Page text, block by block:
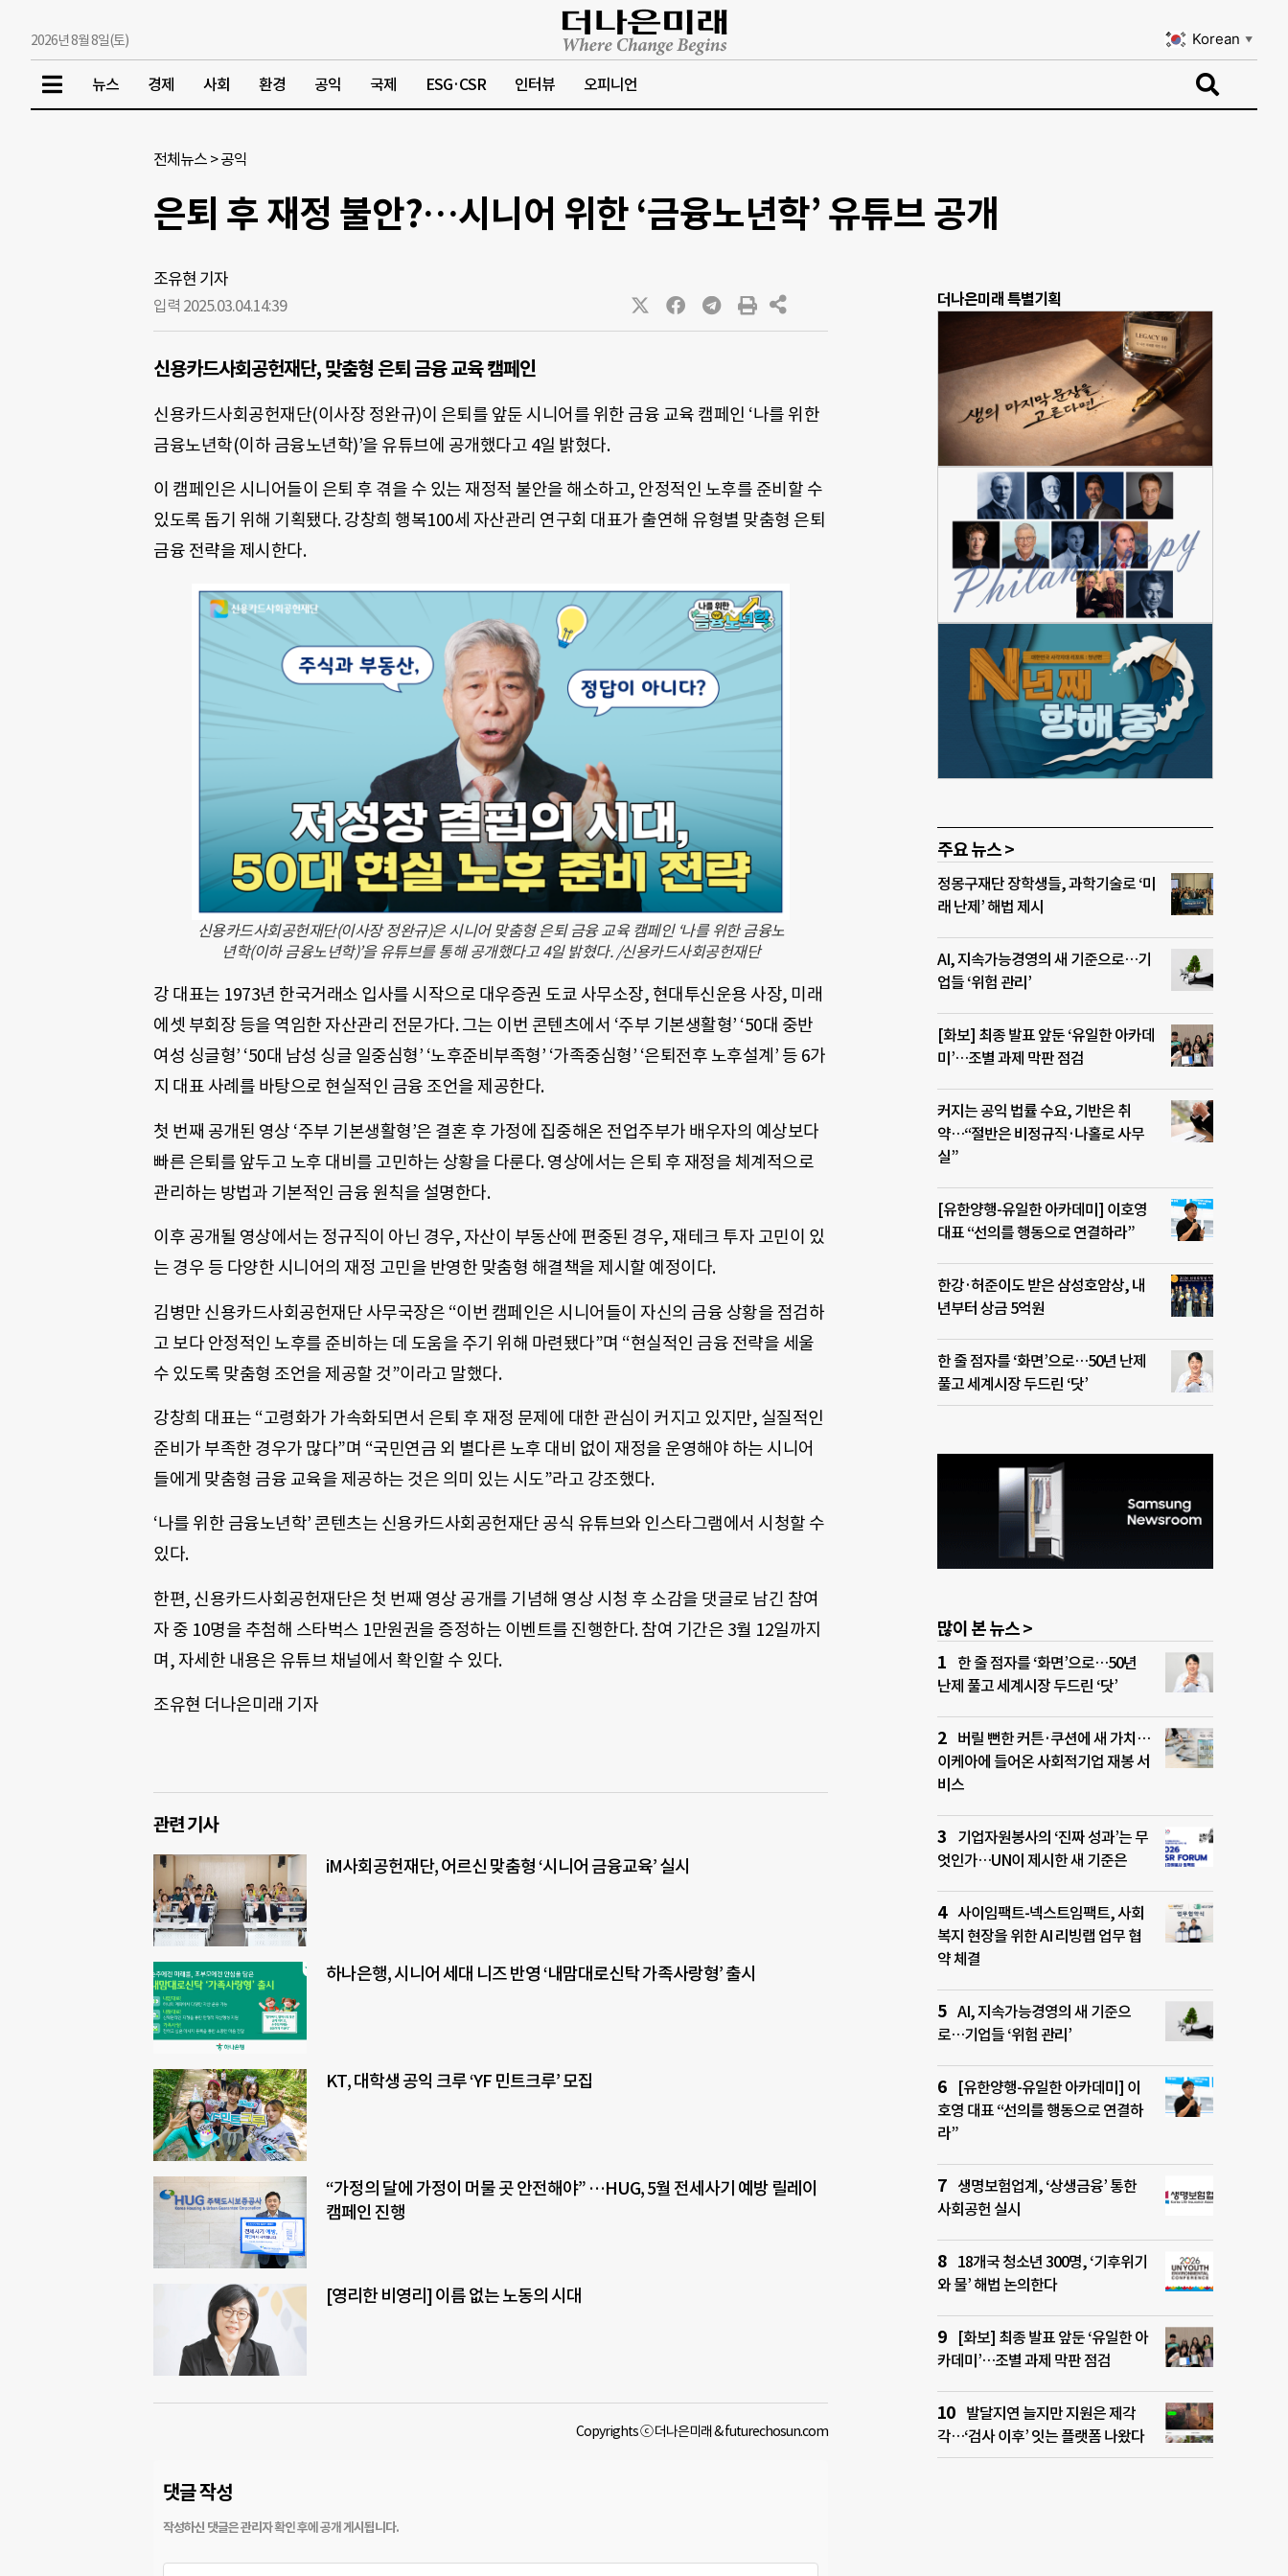
2026년 8월 8일(토) Korean ▼
뉴스 경제 사회 환경 공익 국제 ESG·CSR 인터뷰 오피니언
전체뉴스 >공익
은퇴 후 재정 불안?…시니어 위한 ‘금융노년학’ 유튜브 공개
조유현 기자
입력 2025.03.04.14:39
신용카드사회공헌재단, 맞춤형 은퇴 금융 교육 캠페인
신용카드사회공헌재단(이사장 정완규)이 은퇴를 앞둔 시니어를 위한 금융 교육 캠페인 ‘나를 위한
금융노년학(이하 금융노년학)’을 유튜브에 공개했다고 4일 밝혔다.
이 캠페인은 시니어들이 은퇴 후 겪을 수 있는 재정적 불안을 해소하고, 안정적인 노후를 준비할 수
있도록 돕기 위해 기획됐다. 강창희 행복100세 자산관리 연구회 대표가 출연해 유형별 맞춤형 은퇴
금융 전략을 제시한다.
신용카드사회공헌재단(이사장 정완규)은 시니어 맞춤형 은퇴 금융 교육 캠페인 ‘나를 위한 금융노
년학(이하 금융노년학)’을 유튜브를 통해 공개했다고 4일 밝혔다. /신용카드사회공헌재단
강 대표는 1973년 한국거래소 입사를 시작으로 대우증권 도쿄 사무소장, 현대투신운용 사장, 미래
에셋 부회장 등을 역임한 자산관리 전문가다. 그는 이번 콘텐츠에서 ‘주부 기본생활형’ ‘50대 중반
여성 싱글형’ ‘50대 남성 싱글 일중심형’ ‘노후준비부족형’ ‘가족중심형’ ‘은퇴전후 노후설계’ 등 6가
지 대표 사례를 바탕으로 현실적인 금융 조언을 제공한다.
첫 번째 공개된 영상 ‘주부 기본생활형’은 결혼 후 가정에 집중해온 전업주부가 배우자의 예상보다
빠른 은퇴를 앞두고 노후 대비를 고민하는 상황을 다룬다. 영상에서는 은퇴 후 재정을 체계적으로
관리하는 방법과 기본적인 금융 원칙을 설명한다.
이후 공개될 영상에서는 정규직이 아닌 경우, 자산이 부동산에 편중된 경우, 재테크 투자 고민이 있
는 경우 등 다양한 시니어의 재정 고민을 반영한 맞춤형 해결책을 제시할 예정이다.
김병만 신용카드사회공헌재단 사무국장은 “이번 캠페인은 시니어들이 자신의 금융 상황을 점검하
고 보다 안정적인 노후를 준비하는 데 도움을 주기 위해 마련됐다”며 “현실적인 금융 전략을 세울
수 있도록 맞춤형 조언을 제공할 것”이라고 말했다.
강창희 대표는 “고령화가 가속화되면서 은퇴 후 재정 문제에 대한 관심이 커지고 있지만, 실질적인
준비가 부족한 경우가 많다”며 “국민연금 외 별다른 노후 대비 없이 재정을 운영해야 하는 시니어
들에게 맞춤형 금융 교육을 제공하는 것은 의미 있는 시도”라고 강조했다.
‘나를 위한 금융노년학’ 콘텐츠는 신용카드사회공헌재단 공식 유튜브와 인스타그램에서 시청할 수
있다.
한편, 신용카드사회공헌재단은 첫 번째 영상 공개를 기념해 영상 시청 후 소감을 댓글로 남긴 참여
자 중 10명을 추첨해 스타벅스 1만원권을 증정하는 이벤트를 진행한다. 참여 기간은 3월 12일까지
며, 자세한 내용은 유튜브 채널에서 확인할 수 있다.
조유현 더나은미래 기자
관련 기사
iM사회공헌재단, 어르신 맞춤형 ‘시니어 금융교육’ 실시
하나은행, 시니어 세대 니즈 반영 ‘내맘대로신탁 가족사랑형’ 출시
KT, 대학생 공익 크루 ‘YF 민트크루’ 모집
“가정의 달에 가정이 머물 곳 안전해야” …HUG, 5월 전세사기 예방 릴레이
캠페인 진행
[영리한 비영리] 이름 없는 노동의 시대
Copyrights ⓒ 더나은미래 & futurechosun.com
댓글 작성
더나은미래 특별기획
주요 뉴스 >
정몽구재단 장학생들, 과학기술로 ‘미
래 난제’ 해법 제시
AI, 지속가능경영의 새 기준으로…기
업들 ‘위험 관리’
[화보] 최종 발표 앞둔 ‘유일한 아카데
미’…조별 과제 막판 점검
커지는 공익 법률 수요, 기반은 취
약…“절반은 비정규직·나홀로 사무
실”
[유한양행-유일한 아카데미] 이호영
대표 “선의를 행동으로 연결하라”
한강·허준이도 받은 삼성호암상, 내
년부터 상금 5억원
한 줄 점자를 ‘화면’으로…50년 난제
풀고 세계시장 두드린 ‘닷’
많이 본 뉴스 >
한 줄 점자를 ‘화면’으로…50년
난제 풀고 세계시장 두드린 ‘닷’
버릴 뻔한 커튼·쿠션에 새 가치…
이케아에 들어온 사회적기업 재봉 서
비스
기업자원봉사의 ‘진짜 성과’는 무
엇인가…UN이 제시한 새 기준은
사이임팩트-넥스트임팩트, 사회
복지 현장을 위한 AI 리빙랩 업무 협
약 체결
AI, 지속가능경영의 새 기준으
로…기업들 ‘위험 관리’
[유한양행-유일한 아카데미] 이
호영 대표 “선의를 행동으로 연결하
라”
생명보험업계, ‘상생금융’ 통한
사회공헌 실시
18개국 청소년 300명, ‘기후위기
와 물’ 해법 논의한다
[화보] 최종 발표 앞둔 ‘유일한 아
카데미’…조별 과제 막판 점검
발달지연 늘지만 지원은 제각
각…‘검사 이후’ 잇는 플랫폼 나왔다